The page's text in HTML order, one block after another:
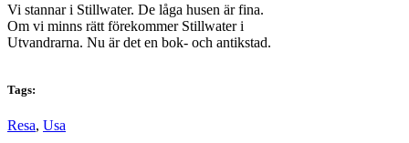
Vi stannar i Stillwater. De låga husen är fina.
Om vi minns rätt förekommer Stillwater i
Utvandrarna. Nu är det en bok- och antikstad.
Tags:
Resa, Usa